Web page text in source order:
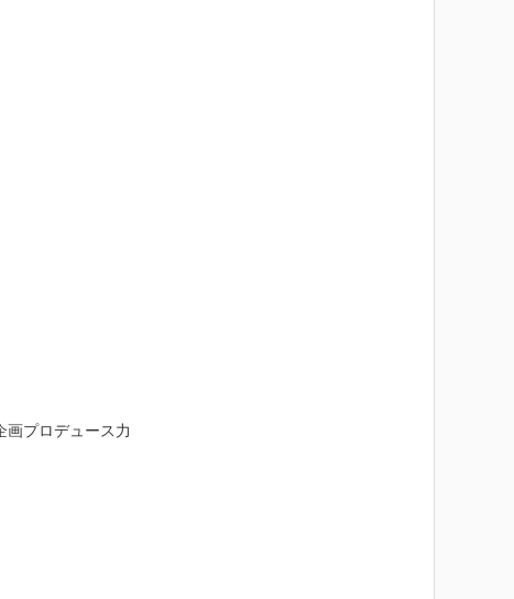
画プロデュース力